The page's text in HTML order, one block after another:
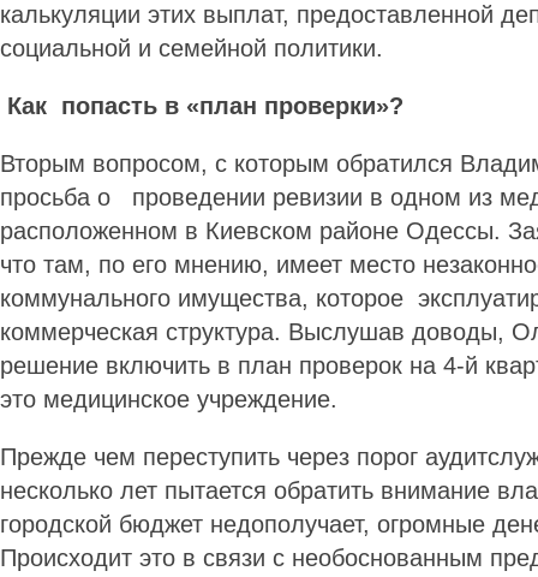
калькуляции этих выплат, предоставленной
социальной и семейной политики.
Как попасть в «план проверки»?
Вторым вопросом, с которым обратился
просьба о проведении ревизии в одном из
расположенном в Киевском районе Одессы.
что там, по его мнению, имеет место
коммунального имущества, которое
коммерческая структура. Выслушав доводы,
решение включить в план проверок на 4-й
это медицинское учреждение.
Прежде чем переступить через порог
несколько лет пытается обратить внимание
городской бюджет недополучает, огромные
Происходит это в связи с необоснованным